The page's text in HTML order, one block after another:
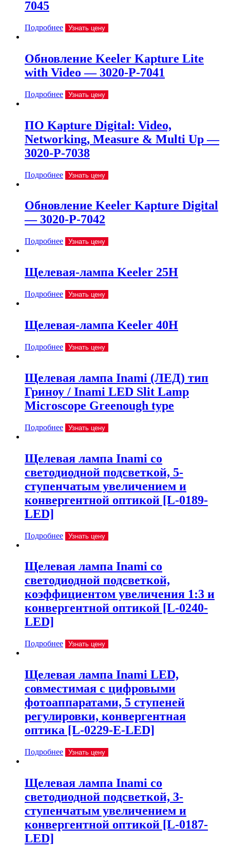
7045
Подробнее Узнать цену
Обновление Keeler Kapture Lite
with Video — 3020-P-7041
Подробнее Узнать цену
ПО Kapture Digital: Video,
Networking, Measure & Multi Up —
3020-P-7038
Подробнее Узнать цену
Обновление Keeler Kapture Digital
— 3020-P-7042
Подробнее Узнать цену
Щелевая-лампа Keeler 25H
Подробнее Узнать цену
Щелевая-лампа Keeler 40H
Подробнее Узнать цену
Щелевая лампа Inami (ЛЕД) тип
Гриноу / Inami LED Slit Lamp
Microscope Greenough type
Подробнее Узнать цену
Щелевая лампа Inami со
светодиодной подсветкой, 5-
ступенчатым увеличением и
конвергентной оптикой [L-0189-
LED]
Подробнее Узнать цену
Щелевая лампа Inami со
светодиодной подсветкой,
коэффициентом увеличения 1:3 и
конвергентной оптикой [L-0240-
LED]
Подробнее Узнать цену
Щелевая лампа Inami LED,
совместимая с цифровыми
фотоаппаратами, 5 ступеней
регулировки, конвергентная
оптика [L-0229-E-LED]
Подробнее Узнать цену
Щелевая лампа Inami со
светодиодной подсветкой, 3-
ступенчатым увеличением и
конвергентной оптикой [L-0187-
LED]